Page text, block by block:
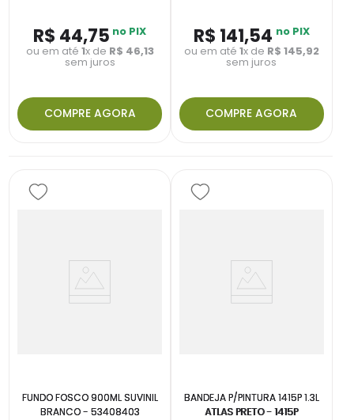
R$ 44,75 no PIX
ou em até 1x de R$ 46,13
sem juros
COMPRE AGORA
R$ 141,54 no PIX
ou em até 1x de R$ 145,92
sem juros
COMPRE AGORA
FUNDO FOSCO 900ML SUVINIL
BRANCO - 53408403
BANDEJA P/PINTURA 1415P 1.3L
ATLAS PRETO - 1415P